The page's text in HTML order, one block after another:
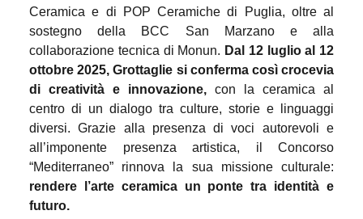
Ceramica e di POP Ceramiche di Puglia, oltre al
sostegno della BCC San Marzano e alla
collaborazione tecnica di Monun. Dal 12 luglio al 12
ottobre 2025, Grottaglie si conferma così crocevia
di creatività e innovazione, con la ceramica al
centro di un dialogo tra culture, storie e linguaggi
diversi. Grazie alla presenza di voci autorevoli e
all’imponente presenza artistica, il Concorso
“Mediterraneo” rinnova la sua missione culturale:
rendere l’arte ceramica un ponte tra identità e
futuro.